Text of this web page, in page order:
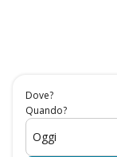
Dove?
Quando?
Oggi